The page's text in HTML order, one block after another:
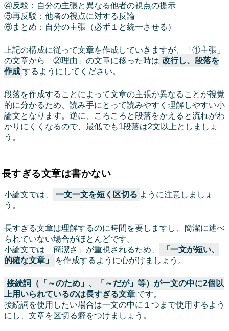
④反駁：自分の主張と異なる他者の視点の提示
⑤再反駁：他者の視点に対する反論
⑥まとめ：自分の主張（必ず１と統一させる）
上記の構成に従って文章を作成していきますが、「①主張」
の文章から「②理由」の文章に移った時は 改行し、段落を
作成 するようにしてください。
段落を作成することによって文章の主張が異なることが視覚
的に分かるため、読み手にとって読みやすく理解しやすい小
論文となります。逆に、ころころと段落をかえると流れがわ
かりにくくなるので、最低でも1段落は2文以上としましょ
う。
長すぎる文章は書かない
小論文では、 一文一文を短く区切る ように注意しましょ
う。
長すぎる文章は理解するのに時間を要しますし、簡潔に述べ
られていない場合がほとんどです。
小論文では「簡潔さ」が重視されるため、
「一文が短い、
的確な文章」
を作成するように心がけましょう。
接続詞（「～のため」、「～だが」等）が一文の中に2個以
上用いられているのは長すぎる文章 です。
接続詞を使用したい場合は一文の中に１つまで使用するよう
にし、文章を区切る癖をつけましょう。